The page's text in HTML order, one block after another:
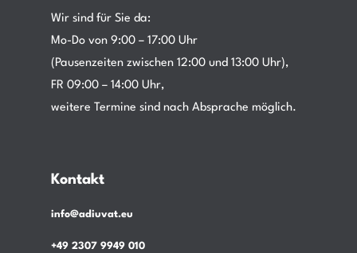
Wir sind für Sie da:
Mo-Do von 9:00 – 17:00 Uhr
(Pausenzeiten zwischen 12:00 und 13:00 Uhr),
FR 09:00 – 14:00 Uhr,
weitere Termine sind nach Absprache möglich.
Kontakt
info@adiuvat.eu
+49 2307 9949 010